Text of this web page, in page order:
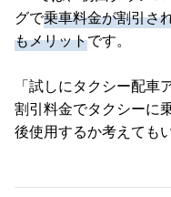
グで乗車料金が割引さ
もメリットです。
「試しにタクシー配車
割引料金でタクシーに
後使用するか考えても